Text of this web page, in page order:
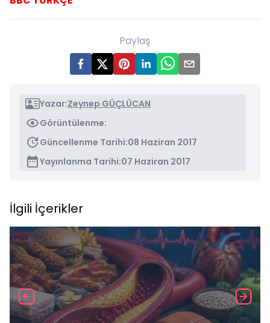
Paylaş
Yazar:Zeynep GÜÇLÜCAN
Görüntülenme:
Güncellenme Tarihi:08 Haziran 2017
Yayınlanma Tarihi:07 Haziran 2017
İlgili İçerikler